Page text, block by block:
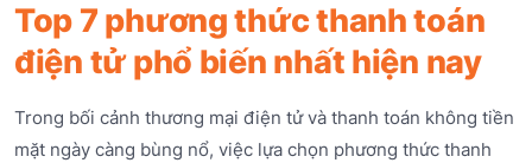
Top 7 phương thức thanh toán
điện tử phổ biến nhất hiện nay
Trong bối cảnh thương mại điện tử và thanh toán không tiền
mặt ngày càng bùng nổ, việc lựa chọn phương thức thanh